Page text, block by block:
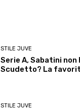
STILE JUVE
Serie A, Sabatini non
Scudetto? La
STILE JUVE